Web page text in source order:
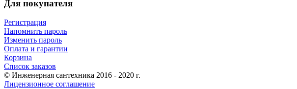
Для покупателя
Регистрация
Напомнить пароль
Изменить пароль
Оплата и гарантии
Корзина
Список заказов
© Инженерная сантехника 2016 - 2020 г.
Лицензионное соглашение